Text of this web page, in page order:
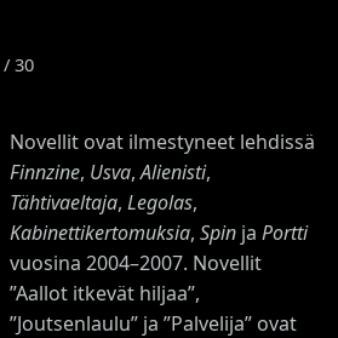
/ 30
Novellit ovat ilmestyneet lehdissä
Finnzine, Usva,Alienisti,
Tähtivaeltaja, Legolas,
Kabinettikertomuksia, Spinja Portti
vuosina 2004–2007. Novellit
”Aallot itkevät hiljaa”,
”Joutsenlaulu” ja ”Palvelija” ovat